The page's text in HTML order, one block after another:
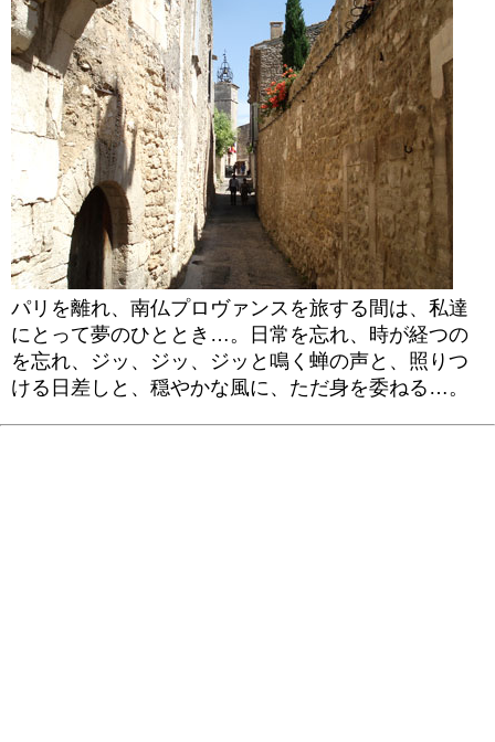
パリを離れ、南仏プロヴァンスを旅する間は、私達
にとって夢のひととき…。日常を忘れ、時が経つの
を忘れ、ジッ、ジッ、ジッと鳴く蝉の声と、照りつ
ける日差しと、穏やかな風に、ただ身を委ねる…。